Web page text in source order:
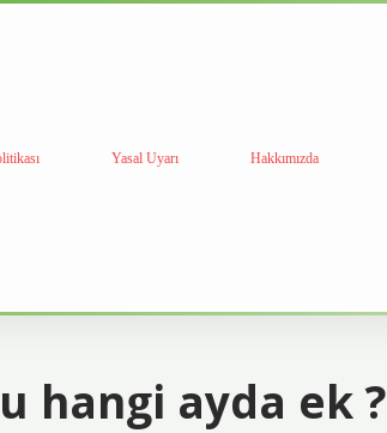
Yasal Uyarı Hakkımızda
hangi ayda ek ?